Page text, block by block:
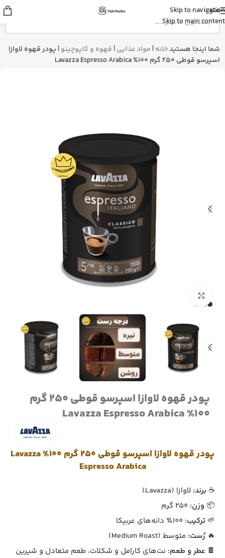
Skip to navigation
Skip to main content
منو
شما اینجا هستیدخانه| مواد غذایی| قهوه و کاپوچینو| پودر قهوه لاوازا
اسپرسو قوطی 250 گرم 100% Lavazza Espresso Arabica
پودر قهوه لاوازا اسپرسو قوطی 250 گرم
100% Lavazza Espresso Arabica
پودر قهوه لاوازا اسپرسو قوطی 250 گرم 100% Lavazza
Espresso Arabica
☕ برند: لاوازا (Lavazza)
📦 وزن:
🌱 ترکیب:
🔥رُست: متوسط (Medium Roast)
🍫 عطر و طعم: نت‌های کارامل و شکلات، طعم متعادل و شیرین
عمراناز رشت
شیرخشک پدیاشور وانیلی رو خرید کرد